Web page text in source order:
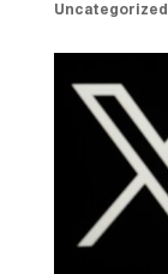
Uncategorized